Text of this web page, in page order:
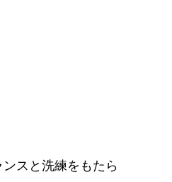
ンスと洗練をもたら